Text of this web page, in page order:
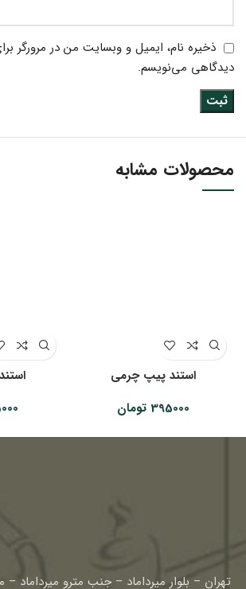
ذخیره نام، ایمیل و وبسایت من در مرورگر
دیدگاهی می‌نویسم.
محصولات مشابه
استند پیپ چرمی
395000 تومان
تهران – بلوار میرداماد – جنب مترو میرداماد –